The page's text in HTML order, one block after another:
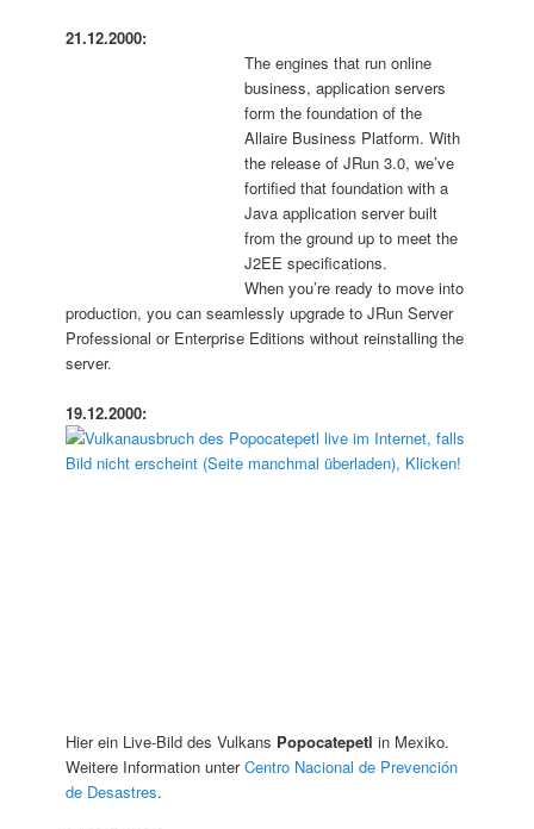
21.12.2000:
The engines that run online
business, application servers
form the foundation of the
Allaire Business Platform. With
the release of JRun 3.0, we’ve
fortified that foundation with a
Java application server built
from the ground up to meet the
J2EE specifications.
When you’re ready to move into
production, you can seamlessly upgrade to JRun Server
Professional or Enterprise Editions without reinstalling the
server.
19.12.2000:
Hier ein Live-Bild des Vulkans Popocatepetl in Mexiko.
Weitere Information unterCentro Nacional de Prevención
de Desastres.